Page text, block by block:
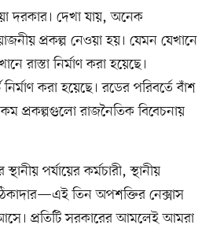
দরকার। দেখা যায়, অনেক
প্রকল্প নেওয়া হয়। যেমন যেখানে
রাস্তা নির্মাণ করা হয়েছে।
করা হয়েছে। রডের পরিবর্তে বাঁশ
প্রকল্পগুলো রাজনৈতিক বিবেচনায়
পর্যায়ের কর্মচারী, স্থানীয়
তিন অপশক্তির নেক্সাস
প্রতিটি সরকারের আমলেই আমরা